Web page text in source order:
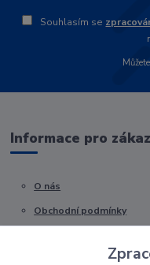
Souhlasím se
Informace pro
O nás
Obchodní podmínky